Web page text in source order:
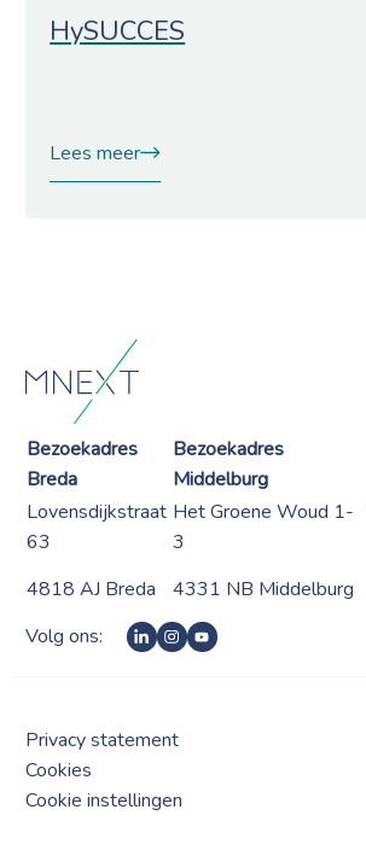
HySUCCES
Lees meer
Bezoekadres
Breda
Bezoekadres
Middelburg
Lovensdijkstraat
63
Het Groene Woud 1-
3
4818 AJ Breda
4331 NB Middelburg
Volg ons:
Privacy statement
Cookies
Cookie instellingen